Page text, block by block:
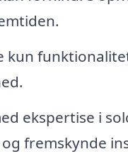
kun
ekspertise i
fremskynde